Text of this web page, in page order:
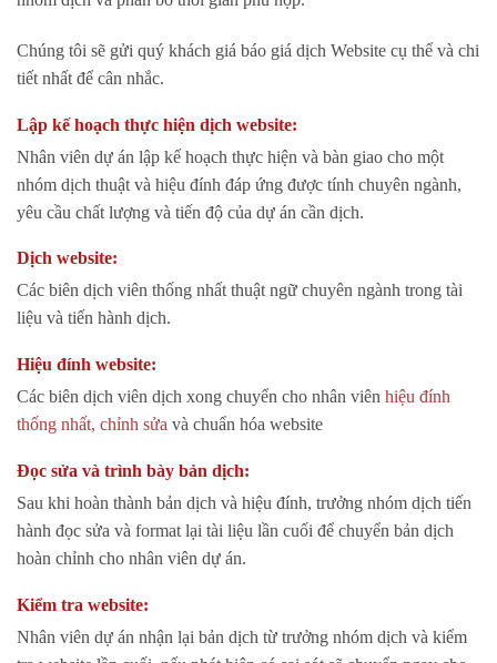
Chúng tôi sẽ gửi quý khách giá báo giá dịch Website cụ thể và chi
tiết nhất để cân nhắc.
Lập kế hoạch thực hiện dịch website:
Nhân viên dự án lập kế hoạch thực hiện và bàn giao cho một
nhóm dịch thuật và hiệu đính đáp ứng được tính chuyên ngành,
yêu cầu chất lượng và tiến độ của dự án cần dịch.
Dịch website:
Các biên dịch viên thống nhất thuật ngữ chuyên ngành trong tài
liệu và tiến hành dịch.
Hiệu đính website:
Các biên dịch viên dịch xong chuyển cho nhân viên hiệu đính
thống nhất, chỉnh sửa và chuẩn hóa website
Đọc sửa và trình bày bản dịch:
Sau khi hoàn thành bản dịch và hiệu đính, trưởng nhóm dịch tiến
hành đọc sửa và format lại tài liệu lần cuối để chuyển bản dịch
hoàn chỉnh cho nhân viên dự án.
Kiểm tra website:
Nhân viên dự án nhận lại bản dịch từ trưởng nhóm dịch và kiểm